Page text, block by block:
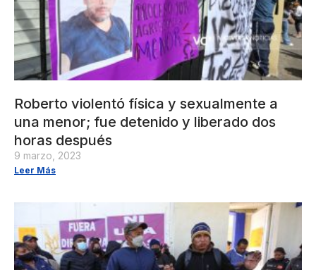
Roberto violentó física y sexualmente a
una menor; fue detenido y liberado dos
horas después
9 marzo, 2023
Leer Más